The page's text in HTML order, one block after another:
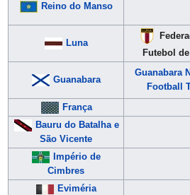
Reino do Manso
Luna
Futebol
Guanabara
Guanabara
Football
França
Bauru do Batalha e
São Vicente
Império de
Cimbres
Eviméria